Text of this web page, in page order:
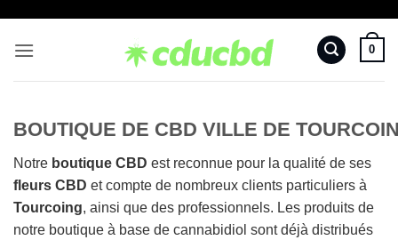
contenu
0
BOUTIQUE DE CBD VILLE DE
Notre boutique CBD est reconnue pour la qualité de ses
fleurs CBD et compte de nombreux clients particuliers à
Tourcoing, ainsi que des professionnels. Les produits de
notre boutique à base de cannabidiol sont déjà distribués